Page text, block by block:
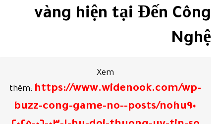
vàng hiện tại Đến Công
Nghệ
Xem
thêm: https://www.widenook.com/wp-
posts/nohu٩٠-buzz-cong-game-no-